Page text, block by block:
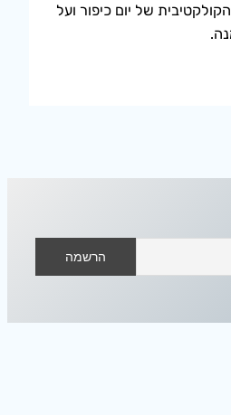
של יום כיפור ועל